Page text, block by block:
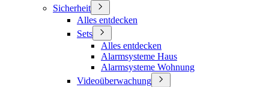
Sicherheit
Alles entdecken
Sets
Alles entdecken
Alarmsysteme Haus
Alarmsysteme Wohnung
Videoüberwachung